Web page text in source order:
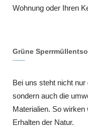
Wohnung oder Ihren
Grüne
Bei uns steht nicht
sondern auch die
Materialien. So
Erhalten der Natur.